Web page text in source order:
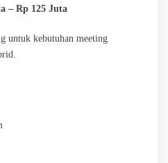
– Rp 125 Juta
untuk kebutuhan meeting